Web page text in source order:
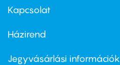
firstKapcsolat
Footer
second
Házirend
Jegyvásárlási információk